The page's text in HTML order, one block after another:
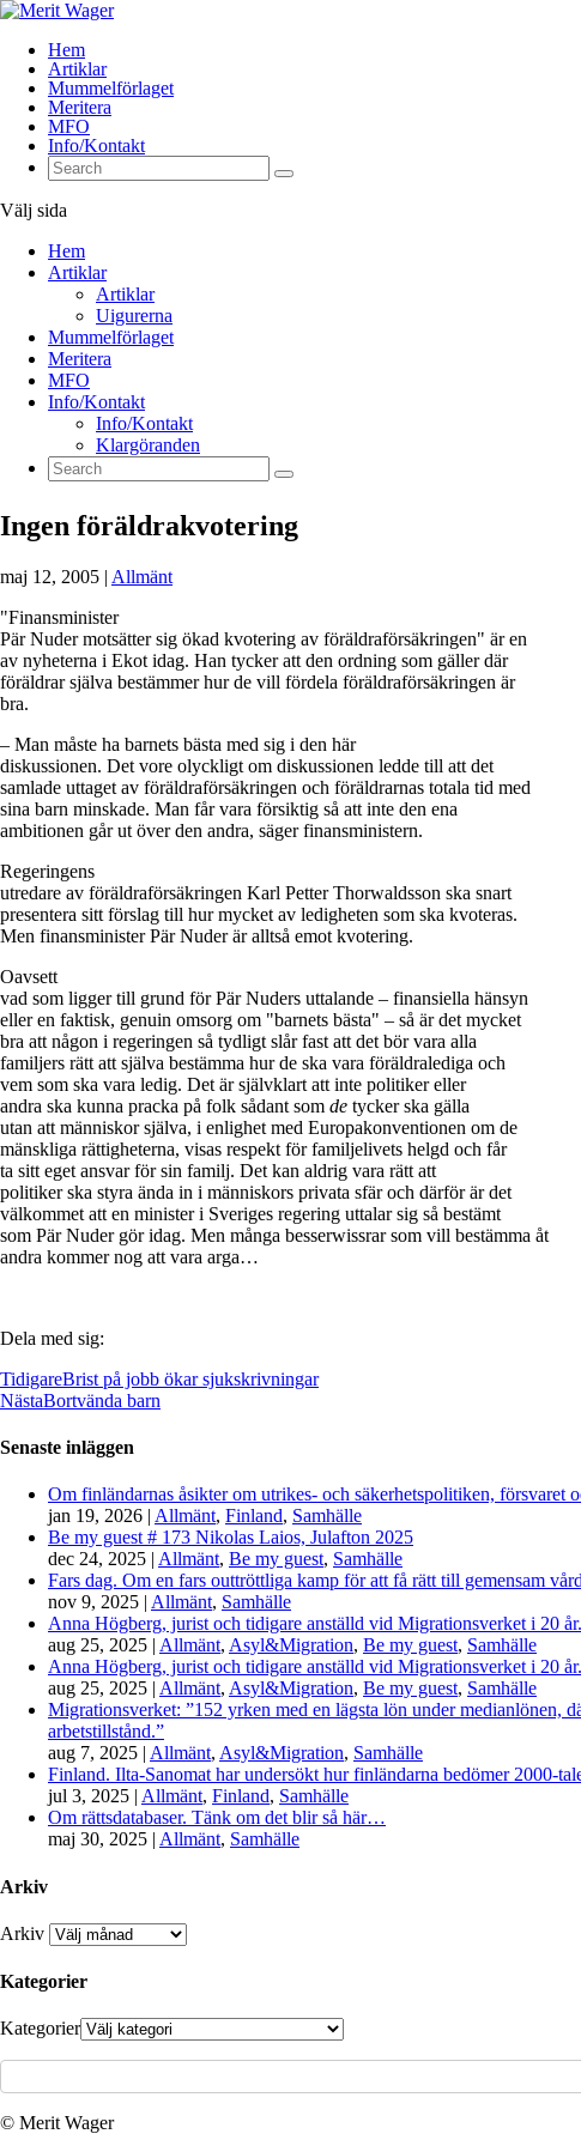
Hem
Artiklar
Mummelförlaget
Meritera
MFO
Info/Kontakt
Välj sida
Hem
Artiklar
Artiklar
Uigurerna
Mummelförlaget
Meritera
MFO
Info/Kontakt
Info/Kontakt
Klargöranden
Ingen föräldrakvotering
maj 12, 2005 | Allmänt
"Finansminister
Pär Nuder motsätter sig ökad kvotering av föräldraförsäkringen" är en
av nyheterna i Ekot idag. Han tycker att den ordning som gäller där
föräldrar själva bestämmer hur de vill fördela föräldraförsäkringen är
bra.
– Man måste ha barnets bästa med sig i den här
diskussionen. Det vore olyckligt om diskussionen ledde till att det
samlade uttaget av föräldraförsäkringen och föräldrarnas totala tid med
sina barn minskade. Man får vara försiktig så att inte den ena
ambitionen går ut över den andra, säger finansministern.
Regeringens
utredare av föräldraförsäkringen Karl Petter Thorwaldsson ska snart
presentera sitt förslag till hur mycket av ledigheten som ska kvoteras.
Men finansminister Pär Nuder är alltså emot kvotering.
Oavsett
vad som ligger till grund för Pär Nuders uttalande – finansiella hänsyn
eller en faktisk, genuin omsorg om "barnets bästa" – så är det mycket
bra att någon i regeringen så tydligt slår fast att det bör vara alla
familjers rätt att själva bestämma hur de ska vara föräldralediga och
vem som ska vara ledig. Det är självklart att inte politiker eller
andra ska kunna pracka på folk sådant som de tycker ska gälla
utan att människor själva, i enlighet med Europakonventionen om de
mänskliga rättigheterna, visas respekt för familjelivets helgd och får
ta sitt eget ansvar för sin familj. Det kan aldrig vara rätt att
politiker ska styra ända in i människors privata sfär och därför är det
välkommet att en minister i Sveriges regering uttalar sig så bestämt
som Pär Nuder gör idag. Men många besserwissrar som vill bestämma åt
andra kommer nog att vara arga…
Dela med sig:
TidigareBrist på jobb ökar sjukskrivningar
NästaBortvända barn
Senaste inläggen
Om finländarnas åsikter om utrikes- och säkerhetspolitiken, försvaret
jan 19, 2026 | Allmänt, Finland, Samhälle
Be my guest # 173 Nikolas Laios, Julafton 2025
dec 24, 2025 | Allmänt, Be my guest, Samhälle
Fars dag. Om en fars outtröttliga kamp för att få rätt till gemensam
nov 9, 2025 | Allmänt, Samhälle
Anna Högberg, jurist och tidigare anställd vid Migrationsverket i 20
aug 25, 2025 | Allmänt, Asyl&Migration, Be my guest, Samhälle
Anna Högberg, jurist och tidigare anställd vid Migrationsverket i 20
aug 25, 2025 | Allmänt, Asyl&Migration, Be my guest, Samhälle
Migrationsverket: ”152 yrken med en lägsta lön under medianlönen,
arbetstillstånd.”
aug 7, 2025 | Allmänt, Asyl&Migration, Samhälle
Finland. Ilta-Sanomat har undersökt hur finländarna bedömer 2000-
jul 3, 2025 | Allmänt, Finland, Samhälle
Om rättsdatabaser. Tänk om det blir så här…
maj 30, 2025 | Allmänt, Samhälle
Arkiv
Arkiv
Kategorier
Kategorier
© Merit Wager